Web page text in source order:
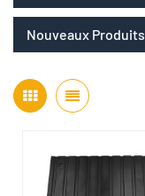
Nouveaux Produits